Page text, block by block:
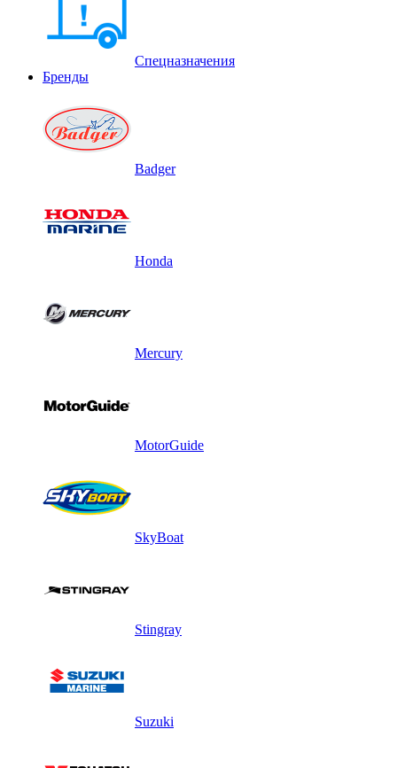
Спецназначения
Бренды
Badger
Honda
Mercury
MotorGuide
SkyBoat
Stingray
Suzuki